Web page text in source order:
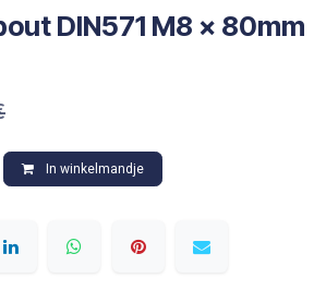
DIN571 M8 x 80mm
In winkelmandje